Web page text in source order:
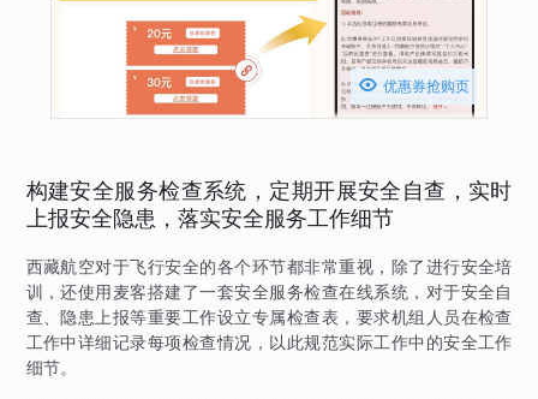
 优惠券抢购页
构建安全服务检查系统，定期开展安全自查，实时
上报安全隐患，落实安全服务工作细节
西藏航空对于飞行安全的各个环节都非常重视，除了进行安全培
训，还使用麦客搭建了一套安全服务检查在线系统，对于安全自
查、隐患上报等重要工作设立专属检查表，要求机组人员在检查
工作中详细记录每项检查情况，以此规范实际工作中的安全工作
细节。